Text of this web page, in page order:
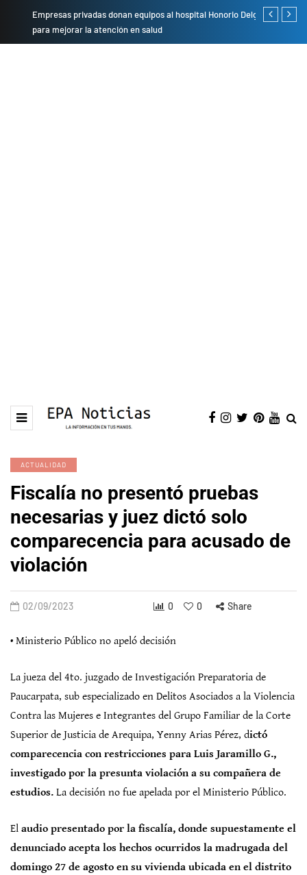
Empresas privadas donan equipos al hospital Honorio Delgado
para mejorar la atención en salud
Cambio de
ACTUALIDAD
Fiscalía no presentó pruebas
necesarias y juez dictó solo
comparecencia para acusado de
violación
02/09/2023 0 0 Share
• Ministerio Público no apeló decisión
La jueza del 4to. juzgado de Investigación Preparatoria de
Paucarpata, sub especializado en Delitos Asociados a la Violencia
Contra las Mujeres e Integrantes del Grupo Familiar de la Corte
Superior de Justicia de Arequipa, Yenny Arias Pérez, dictó
comparecencia con restricciones para Luis Jaramillo G.,
investigado por la presunta violación a su compañera de
estudios. La decisión no fue apelada por el Ministerio Público.
El audio presentado por la fiscalía, donde supuestamente el
denunciado acepta los hechos ocurridos la madrugada del
domingo 27 de agosto en su vivienda ubicada en el distrito